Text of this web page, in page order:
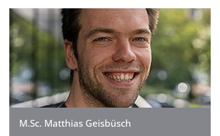
M.Sc. Matthias Geisbüsch